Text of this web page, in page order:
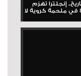
إنجلترا تهزم
فرنسا 6-4 في ملحمة كروية لا